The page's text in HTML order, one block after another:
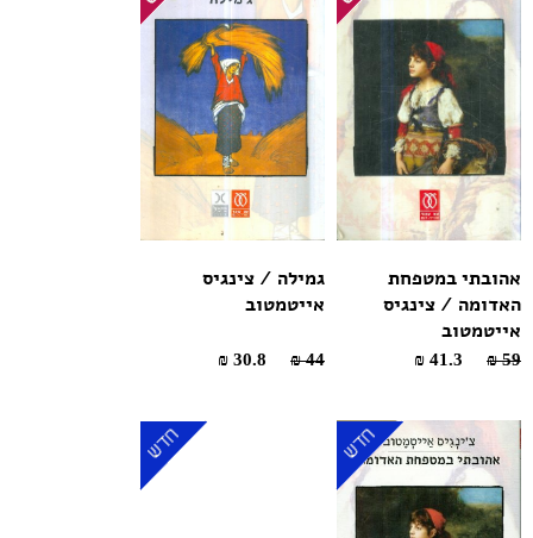
אהובתי במטפחת
האדומה / צינגיס
אייטמטוב
59 ₪
גמילה / צינגיס
אייטמטוב
44 ₪